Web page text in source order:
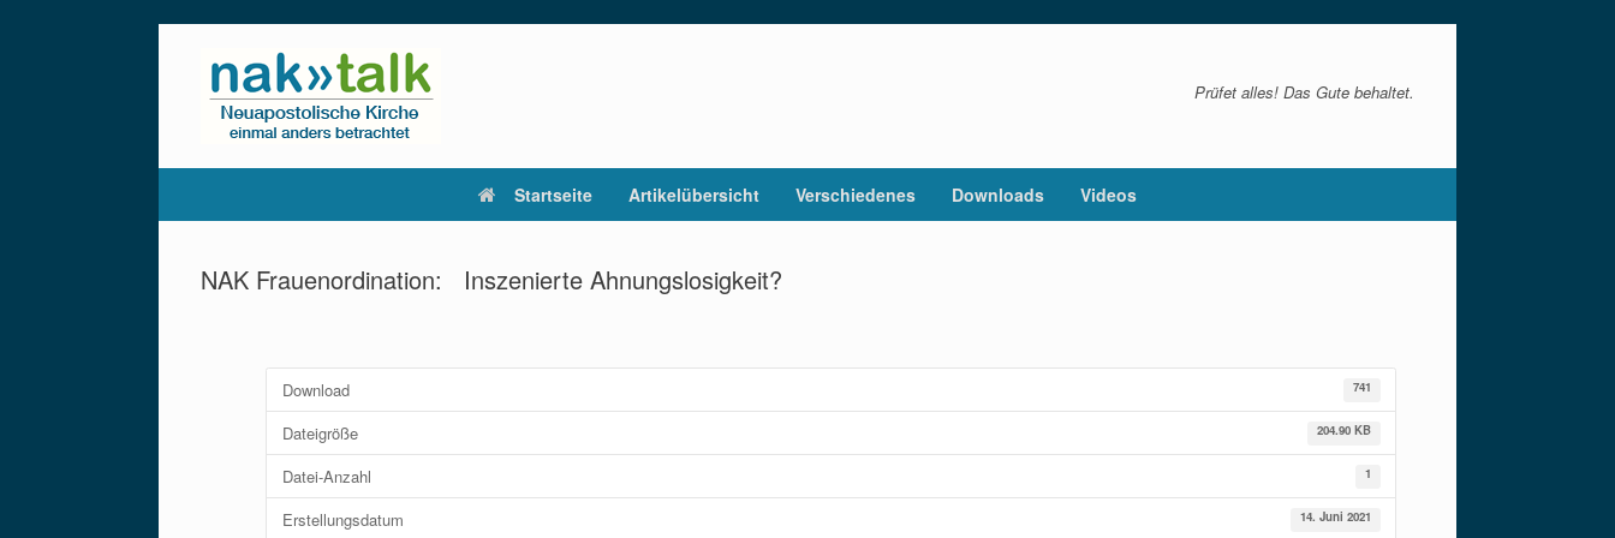
Prüfet alles! Das Gute behaltet.
Startseite Artikelübersicht Verschiedenes Downloads Videos
NAK Frauenordination: Inszenierte Ahnungslosigkeit?
Download 741
Dateigröße 204.90 KB
Datei-Anzahl 1
Erstellungsdatum 14. Juni 2021